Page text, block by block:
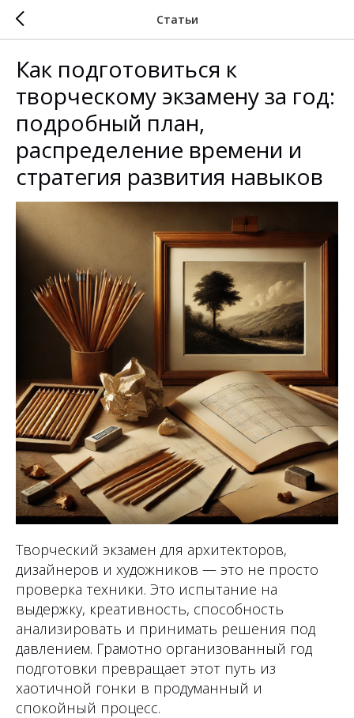
Статьи
Как подготовиться к
творческому экзамену за год:
подробный план,
распределение времени и
стратегия развития навыков
Творческий экзамен для архитекторов,
дизайнеров и художников — это не просто
проверка техники. Это испытание на
выдержку, креативность, способность
анализировать и принимать решения под
давлением. Грамотно организованный год
подготовки превращает этот путь из
хаотичной гонки в продуманный и
спокойный процесс.